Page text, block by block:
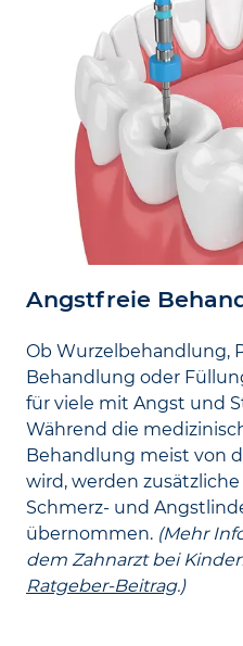
Angstfreie
Ob Wurzel­behandlung,
Behandlung oder
für viele mit Angst und
Während die
Behandlung meist von
wird, werden
Schmerz- und
übernommen. (Mehr
dem Zahnarzt bei
Ratgeber-Beitrag.)